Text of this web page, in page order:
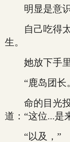
明显是意识
自己吃得太
生。
她放下手里
“鹿岛团长
命的目光投
道：“这位...是
“以及，”